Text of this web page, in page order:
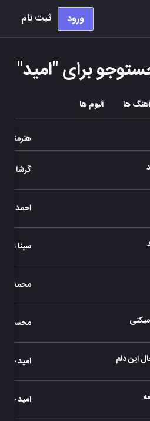
ورود ثبت نام
برای "امید"
ها آلبوم ها
هنرمند
گرشا
احمد سلو
سینا
محمد
محسن
این دلم امید
امید